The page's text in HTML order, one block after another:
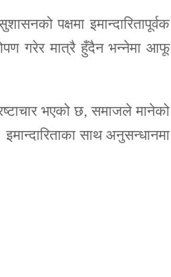
पक्षमा इमान्दारितापूर्वक
गरेर मात्रै हुँदैन भन्नेमा आफू
भएको छ, समाजले मानेको
साथ अनुसन्धानमा